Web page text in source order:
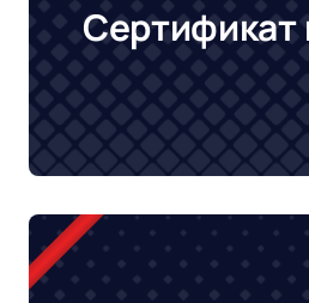
Сертификат